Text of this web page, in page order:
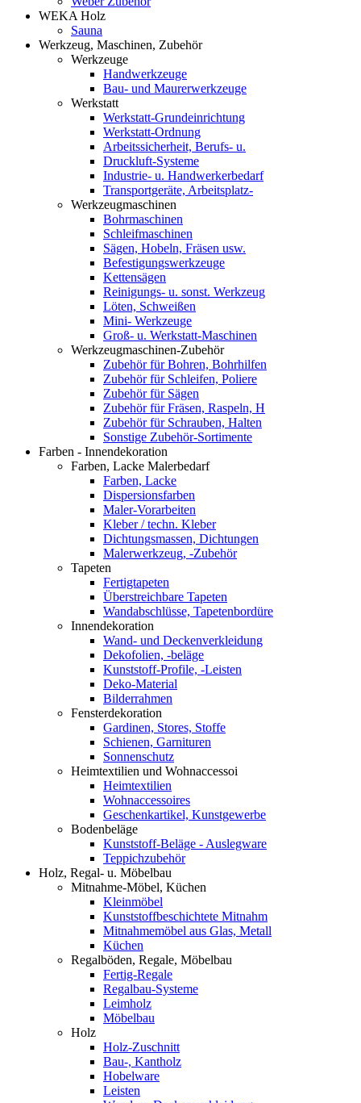
WEKA Holz
Sauna
Werkzeug, Maschinen, Zubehör
Werkzeuge
Handwerkzeuge
Bau- und Maurerwerkzeuge
Werkstatt
Werkstatt-Grundeinrichtung
Werkstatt-Ordnung
Arbeitssicherheit, Berufs- u.
Druckluft-Systeme
Industrie- u. Handwerkerbedarf
Transportgeräte, Arbeitsplatz-
Werkzeugmaschinen
Bohrmaschinen
Schleifmaschinen
Sägen, Hobeln, Fräsen usw.
Befestigungswerkzeuge
Kettensägen
Reinigungs- u. sonst. Werkzeug
Löten, Schweißen
Mini- Werkzeuge
Groß- u. Werkstatt-Maschinen
Werkzeugmaschinen-Zubehör
Zubehör für Bohren, Bohrhilfen
Zubehör für Schleifen, Poliere
Zubehör für Sägen
Zubehör für Fräsen, Raspeln, H
Zubehör für Schrauben, Halten
Sonstige Zubehör-Sortimente
Farben - Innendekoration
Farben, Lacke Malerbedarf
Farben, Lacke
Dispersionsfarben
Maler-Vorarbeiten
Kleber / techn. Kleber
Dichtungsmassen, Dichtungen
Malerwerkzeug, -Zubehör
Tapeten
Fertigtapeten
Überstreichbare Tapeten
Wandabschlüsse, Tapetenbordüre
Innendekoration
Wand- und Deckenverkleidung
Dekofolien, -beläge
Kunststoff-Profile, -Leisten
Deko-Material
Bilderrahmen
Fensterdekoration
Gardinen, Stores, Stoffe
Schienen, Garnituren
Sonnenschutz
Heimtextilien und Wohnaccessoi
Heimtextilien
Wohnaccessoires
Geschenkartikel, Kunstgewerbe
Bodenbeläge
Kunststoff-Beläge - Auslegware
Teppichzubehör
Holz, Regal- u. Möbelbau
Mitnahme-Möbel, Küchen
Kleinmöbel
Kunststoffbeschichtete Mitnahm
Mitnahmemöbel aus Glas, Metall
Küchen
Regalböden, Regale, Möbelbau
Fertig-Regale
Regalbau-Systeme
Leimholz
Möbelbau
Holz
Holz-Zuschnitt
Bau-, Kantholz
Hobelware
Leisten